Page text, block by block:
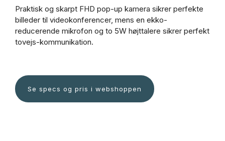
Praktisk og skarpt FHD pop-up kamera sikrer perfekte
billeder til videokonferencer, mens en ekko-
reducerende mikrofon og to 5W højttalere sikrer perfekt
tovejs-kommunikation.
Se specs og pris i webshoppen